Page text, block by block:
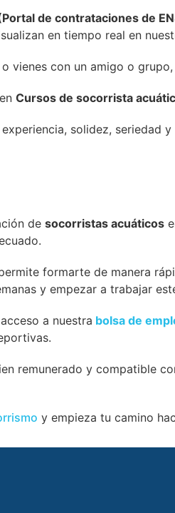
de contrataciones de
en tiempo real en
vienes con un amigo o
Cursos de socorrista
solidez, seriedad
de socorristas acuáticos
formarte de manera
y empezar a trabajar
a nuestra bolsa de
remunerado y compatible
y empieza tu camino